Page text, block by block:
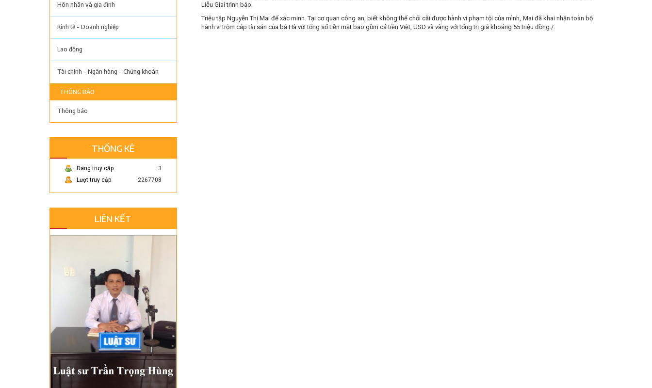
Hôn nhân và gia đình
Kinh tế - Doanh nghiệp
Lao động
Tài chính - Ngân hàng - Chứng khoán
THÔNG BÁO
Thông báo
THỐNG KÊ
Đang truy cập
3
Lượt truy cập
2267708
LIÊN KẾT
Liễu Giai trình báo.
Triệu tập Nguyễn Thị Mai để xác minh. Tại cơ quan công an, biết không thể chối cãi được hành vi phạm tội của mình, Mai đã khai nhận toàn bộ
hành vi trộm cắp tài sản của bà Hà với tổng số tiền mặt bao gồm cả tiền Việt, USD và vàng với tổng trị giá khoảng 55 triệu đồng./.